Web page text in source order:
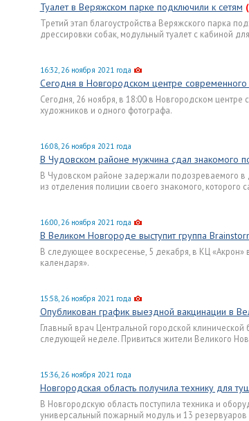
Туалет в Веряжском парке подключили к сетям
Третий этап благоустройства Веряжского парка
дрессировки собак, модульный туалет с кабиной
16:32, 26 ноября 2021 года
Сегодня в Новгородском центре современного
Сегодня, 26 ноября, в 18:00 в Новгородском центре
художников и одного фотографа.
16:08, 26 ноября 2021 года
В Чудовском районе мужчина сдал знакомого
В Чудовском районе задержали подозреваемого в
из отделения полиции своего знакомого, которого
16:00, 26 ноября 2021 года
В Великом Новгороде выступит группа
В следующее воскресенье, 5 декабря, в КЦ «Акрон»
календаря».
15:58, 26 ноября 2021 года
Опубликован график выездной вакцинации в
Главный врач Центральной городской
следующей неделе. Привиться жители Великого
15:36, 26 ноября 2021 года
Новгородская область получила технику для
В Новгородскую область поступила техника и
универсальный пожарный модуль и 13